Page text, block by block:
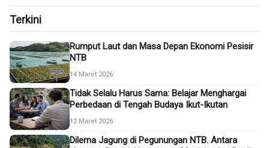
Terkini
Rumput Laut dan Masa Depan Ekonomi Pesisir
NTB
14 Maret 2026
Tidak Selalu Harus Sama: Belajar Menghargai
Perbedaan di Tengah Budaya Ikut-Ikutan
12 Maret 2026
Dilema Jagung di Pegunungan NTB. Antara